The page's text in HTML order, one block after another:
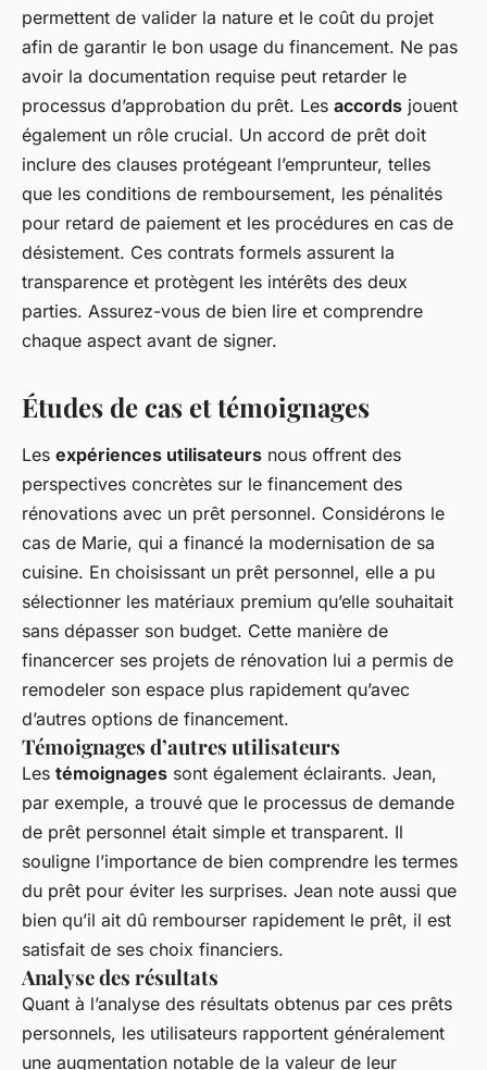
permettent de valider la nature et le coût du projet
afin de garantir le bon usage du financement. Ne pas
avoir la documentation requise peut retarder le
processus d’approbation du prêt. Les accords jouent
également un rôle crucial. Un accord de prêt doit
inclure des clauses protégeant l’emprunteur, telles
que les conditions de remboursement, les pénalités
pour retard de paiement et les procédures en cas de
désistement. Ces contrats formels assurent la
transparence et protègent les intérêts des deux
parties. Assurez-vous de bien lire et comprendre
chaque aspect avant de signer.
Études de cas et témoignages
Les expériences utilisateurs nous offrent des
perspectives concrètes sur le financement des
rénovations avec un prêt personnel. Considérons le
cas de Marie, qui a financé la modernisation de sa
cuisine. En choisissant un prêt personnel, elle a pu
sélectionner les matériaux premium qu’elle souhaitait
sans dépasser son budget. Cette manière de
financercer ses projets de rénovation lui a permis de
remodeler son espace plus rapidement qu’avec
d’autres options de financement.
Témoignages d’autres utilisateurs
Les témoignages sont également éclairants. Jean,
par exemple, a trouvé que le processus de demande
de prêt personnel était simple et transparent. Il
souligne l’importance de bien comprendre les termes
du prêt pour éviter les surprises. Jean note aussi que
bien qu’il ait dû rembourser rapidement le prêt, il est
satisfait de ses choix financiers.
Analyse des résultats
Quant à l’analyse des résultats obtenus par ces prêts
personnels, les utilisateurs rapportent généralement
une augmentation notable de la valeur de leur